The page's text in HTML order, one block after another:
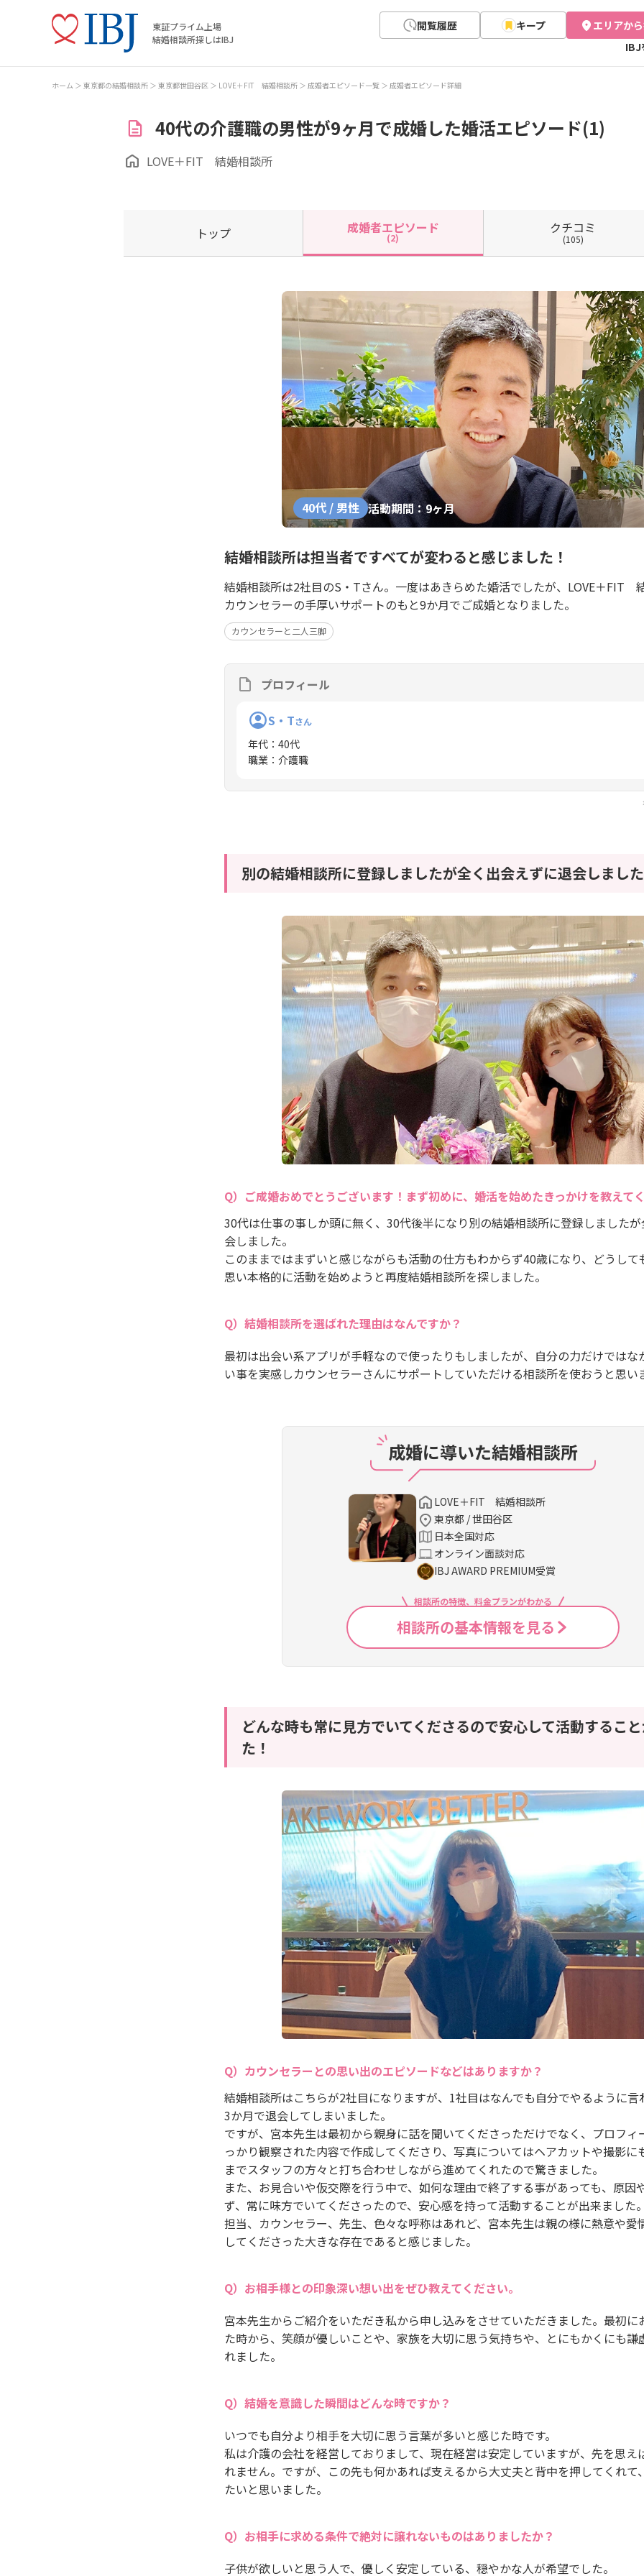
東証プライム上場
結婚相談所探しはIBJ
閲覧履歴 キープ エリアか
IBJ
ホーム 東京都の結婚相談所 東京都世田谷区 LOVE＋FIT 結婚相談所 成婚者エピソード一覧 成婚者エピソード詳細
40代の介護職の男性が9ヶ月で成婚した婚活エピソード(1)
LOVE＋FIT 結婚相談所
トップ 成婚者エピソード
(2)
クチコミ
(105)
40代 / 男性 活動期間：9ヶ月
結婚相談所は担当者ですべてが変わると感じました！
結婚相談所は2社目のS・Tさん。一度はあきらめた婚活でしたが、LOVE＋FIT
カウンセラーの手厚いサポートのもと9か月でご成婚となりました。
カウンセラーと二人三脚
プロフィール
S・Tさん
年代 ： 40代
職業 ： 介護職
別の結婚相談所に登録しましたが全く出会えずに退会しました
ご成婚おめでとうございます！まず初めに、婚活を始めたきっかけを教えてく
30代は仕事の事しか頭に無く、30代後半になり別の結婚相談所に登録しました
会しました。
このままではまずいと感じながらも活動の仕方もわからず40歳になり、どうして
思い本格的に活動を始めようと再度結婚相談所を探しました。
結婚相談所を選ばれた理由はなんですか？
最初は出会い系アプリが手軽なので使ったりもしましたが、自分の力だけではな
い事を実感しカウンセラーさんにサポートしていただける相談所を使おうと思い
成婚に導いた結婚相談所
LOVE＋FIT 結婚相談所
東京都 / 世田谷区
日本全国対応
オンライン面談対応
IBJ AWARD PREMIUM受賞
相談所の特徴、料金プランがわかる
相談所の基本情報を見る
どんな時も常に見方でいてくださるので安心して活動するこ
た！
カウンセラーとの思い出のエピソードなどはありますか？
結婚相談所はこちらが2社目になりますが、1社目はなんでも自分でやるように言
3か月で退会してしまいました。
ですが、宮本先生は最初から親身に話を聞いてくださっただけでなく、プロフィ
っかり観察された内容で作成してくださり、写真についてはヘアカットや撮影に
までスタッフの方々と打ち合わせしながら進めてくれたので驚きました。
また、お見合いや仮交際を行う中で、如何な理由で終了する事があっても、原因
ず、常に味方でいてくださったので、安心感を持って活動することが出来ました。
担当、カウンセラー、先生、色々な呼称はあれど、宮本先生は親の様に熱意や愛
してくださった大きな存在であると感じました。
お相手様との印象深い想い出をぜひ教えてください。
宮本先生からご紹介をいただき私から申し込みをさせていただきました。最初に
た時から、笑顔が優しいことや、家族を大切に思う気持ちや、とにもかくにも謙
れました。
結婚を意識した瞬間はどんな時ですか？
いつでも自分より相手を大切に思う言葉が多いと感じた時です。
私は介護の会社を経営しておりまして、現在経営は安定していますが、先を思え
れません。ですが、この先も何かあれば支えるから大丈夫と背中を押してくれて
たいと思いました。
お相手に求める条件で絶対に譲れないものはありましたか？
子供が欲しいと思う人で、優しく安定している、穏やかな人が希望でした。